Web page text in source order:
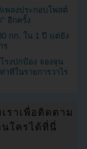
พลงประกอบโพสต์
อีกครั้ง
กก. ใน 1 ปี แต่ยัง
ร
รงปกป้อง จองจุน
ทีในรายการวาไร
ราเพื่อติดตาม
ใครได้ที่นี่